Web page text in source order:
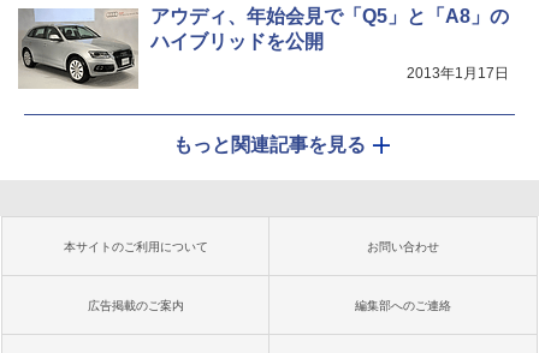
アウディ、年始会見で「Q5」と「A8」の
ハイブリッドを公開
2013年1月17日
もっと関連記事を見る
本サイトのご利用について お問い合わせ
広告掲載のご案内 編集部へのご連絡